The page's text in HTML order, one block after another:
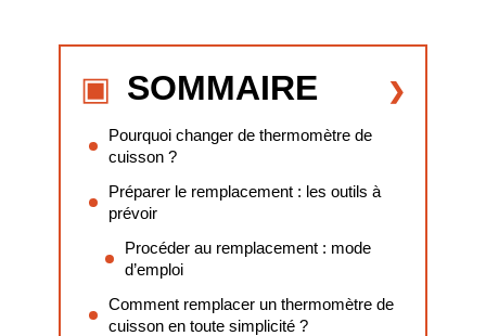
SOMMAIRE
Pourquoi changer de thermomètre de
cuisson ?
Préparer le remplacement : les outils à
prévoir
Procéder au remplacement : mode
d’emploi
Comment remplacer un thermomètre de
cuisson en toute simplicité ?